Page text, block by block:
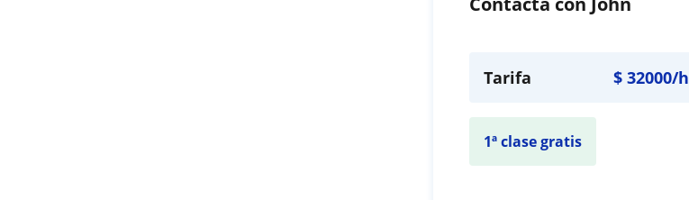
Tarifa $32000/h
1ª clase gratis